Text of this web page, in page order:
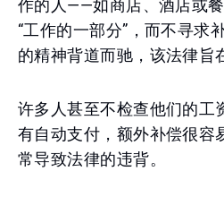
作的人——如商店、酒店或
“工作的一部分”，而不寻求
的精神背道而驰，该法律旨
许多人甚至不检查他们的工
有自动支付，额外补偿很容
常导致法律的违背。